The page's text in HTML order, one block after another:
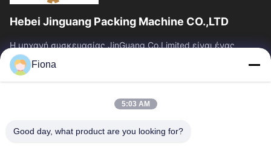
Hebei Jinguang Packing Machine CO.,LTD
Η μηχανή συσκευασίας JinGuang Co.Limited είναι ένας
επαγγελματικός ζαρωμένος εξοπλισμός εκτύπωσης
χαρτοκιβωτίων και σχετικά μηχανήματα για την...
Γρήγοροι Σύνδεσμοι
Προϊόντα
Περίπου Εμείς
Γύρος Εργοστασίων
Fiona
5:03 AM
Good day, what product are you looking for?